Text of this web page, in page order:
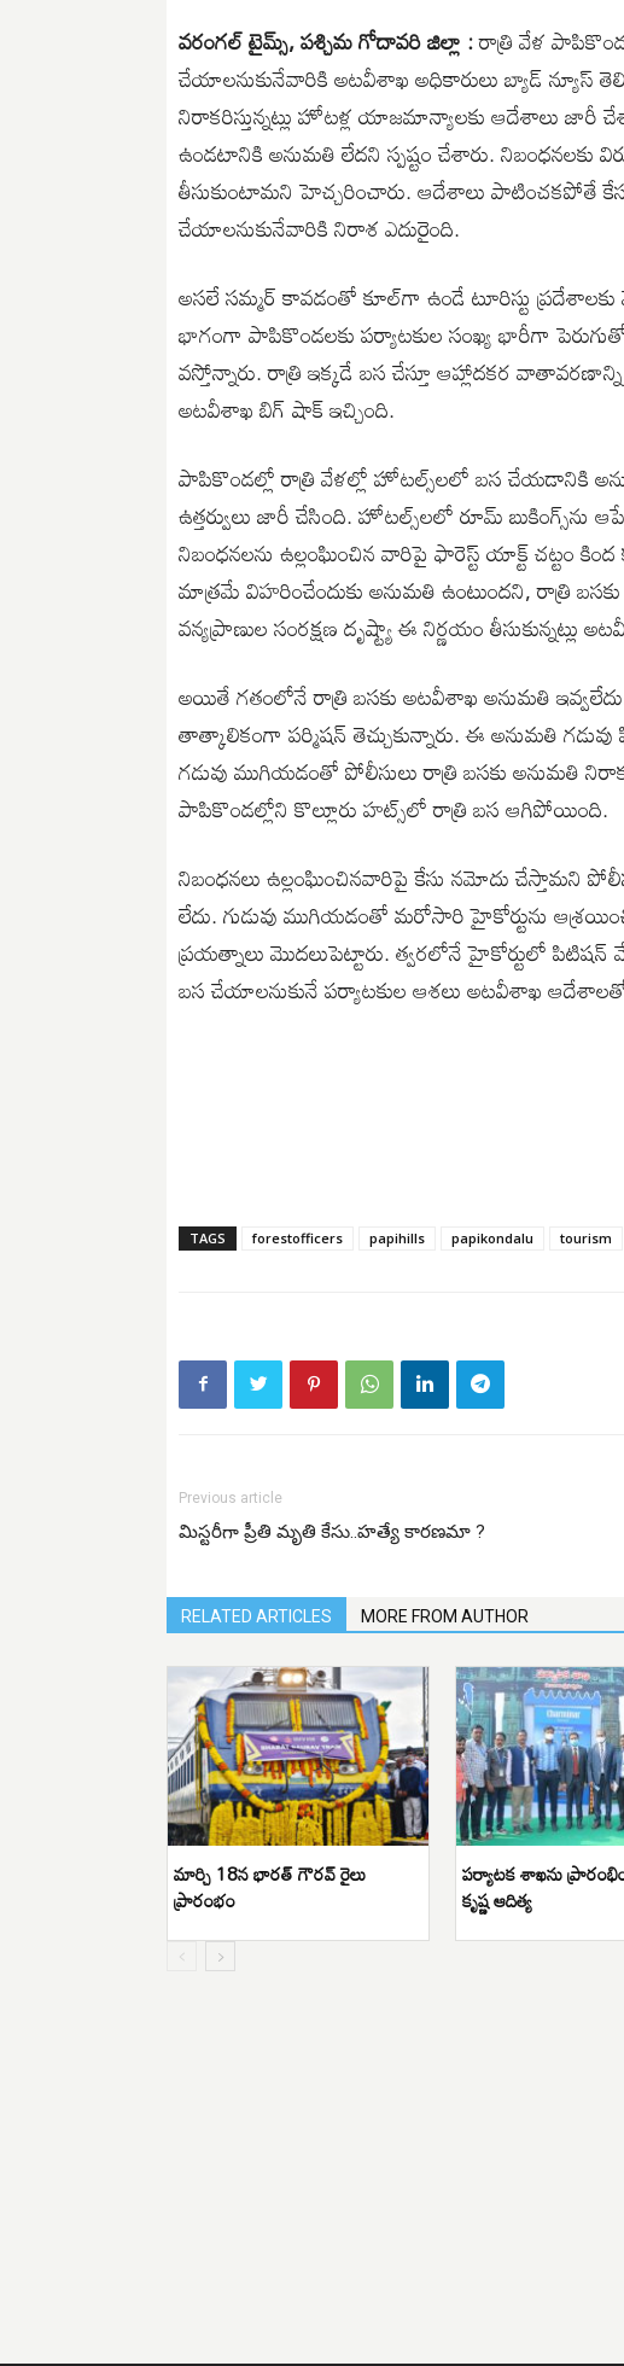
వరంగల్ టైమ్స్, పశ్చిమ గోదావరి జిల్లా :రాత్రి వేళ
చేయాలనుకునేవారికి అటవీశాఖ అధికారులు బ్యాడ్ న్యూస్
నిరాకరిస్తున్నట్లు హోటళ్ల యాజమాన్యాలకు ఆదేశాలు
ఉండటానికి అనుమతి లేదని స్పష్టం చేశారు. నిబంధనలకు
తీసుకుంటామని హెచ్చరించారు. ఆదేశాలు పాటించకపోతే
చేయాలనుకునేవారికి నిరాశ ఎదురైంది.
అసలే సమ్మర్ కావడంతో కూల్‌గా ఉండే టూరిస్టు ప్రదేశాలకు
భాగంగా పాపికొండలకు పర్యాటకుల సంఖ్య భారీగా
వస్తోన్నారు. రాత్రి ఇక్కడే బస చేస్తూ ఆహ్లాదకర
అటవీశాఖ బిగ్ షాక్ ఇచ్చింది.
పాపికొండల్లో రాత్రి వేళల్లో హోటల్స్‌లలో బస చేయడానికి
ఉత్తర్వులు జారీ చేసింది. హోటల్స్‌లలో రూమ్
నిబంధనలను ఉల్లంఘించిన వారిపై ఫారెస్ట్ యాక్ట్ చట్టం
మాత్రమే విహరించేందుకు అనుమతి ఉంటుందని, రాత్రి
వన్యప్రాణుల సంరక్షణ దృష్ట్యా ఈ నిర్ణయం తీసుకున్నట్లు
అయితే గతంలోనే రాత్రి బసకు అటవీశాఖ అనుమతి
తాత్కాలికంగా పర్మిషన్ తెచ్చుకున్నారు. ఈ అనుమతి
గడువు ముగియడంతో పోలీసులు రాత్రి బసకు అనుమతి
పాపికొండల్లోని కొల్లూరు హట్స్‌లో రాత్రి బస ఆగిపోయింది.
నిబంధనలు ఉల్లంఘించినవారిపై కేసు నమోదు చేస్తామని
లేదు. గుడువు ముగియడంతో మరోసారి హైకోర్టును ఆశ్రయించి
ప్రయత్నాలు మొదలుపెట్టారు. త్వరలోనే హైకోర్టులో
బస చేయాలనుకునే పర్యాటకుల ఆశలు అటవీశాఖ
TAGS forestofficers papihills papikondalu tourism
Previous article
మిస్టరీగా ప్రీతి మృతి కేసు..హత్యే కారణమా ?
RELATED ARTICLES MORE FROM AUTHOR
మార్చి 18న భారత్ గౌరవ్ రైలు
ప్రారంభం
పర్యాటక శాఖను
కృష్ణ ఆదిత్య